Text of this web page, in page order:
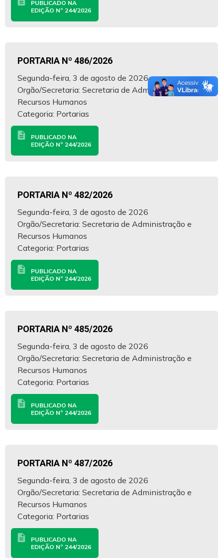
PUBLICADO NA
EDIÇÃO Nº 244/2026
PORTARIA Nº 486/2026
Segunda-feira, 3 de agosto de 2026
Orgão/Secretaria: Secretaria de Administração e
Recursos Humanos
Categoria: Portarias
description
PUBLICADO NA
EDIÇÃO Nº 244/2026
PORTARIA Nº 482/2026
Segunda-feira, 3 de agosto de 2026
Orgão/Secretaria: Secretaria de Administração e
Recursos Humanos
Categoria: Portarias
description
PUBLICADO NA
EDIÇÃO Nº 244/2026
PORTARIA Nº 485/2026
Segunda-feira, 3 de agosto de 2026
Orgão/Secretaria: Secretaria de Administração e
Recursos Humanos
Categoria: Portarias
description
PUBLICADO NA
EDIÇÃO Nº 244/2026
PORTARIA Nº 487/2026
Segunda-feira, 3 de agosto de 2026
Orgão/Secretaria: Secretaria de Administração e
Recursos Humanos
Categoria: Portarias
description
PUBLICADO NA
EDIÇÃO Nº 244/2026